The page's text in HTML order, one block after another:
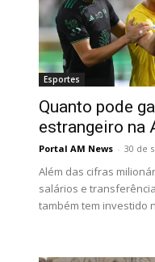
Esportes
Quanto pode
estrangeiro na
Portal AM News - 30 de
Além das cifras
salários e
também tem investido